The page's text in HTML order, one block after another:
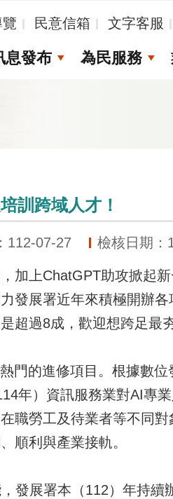
民意信箱 文字客服
息發布 為民服務
訓跨域人才！
112-07-27 檢核日期：
上ChatGPT助攻掀起新
發展署近年來積極開辦
超過8成，歡迎想跨足最
的進修項目。根據數位
年）資訊服務業對AI專
職勞工及待業者等不同
順利與產業接軌。
展署本（112）年持續